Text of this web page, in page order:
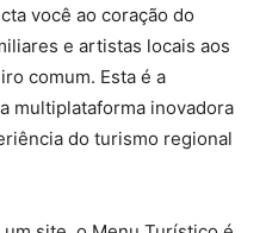
você ao coração do
e artistas locais aos
comum. Esta é a
multiplataforma inovadora
do turismo regional